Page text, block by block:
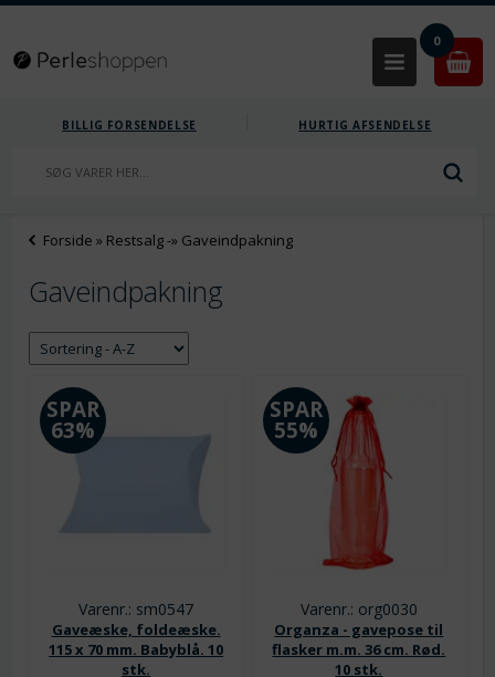
0
BILLIG FORSENDELSE HURTIG AFSENDELSE
Forside » Restsalg-» Gaveindpakning
Gaveindpakning
SPAR
63%
Varenr.: sm0547
Gaveæske, foldeæske.
115 x 70 mm. Babyblå. 10
stk.
SPAR
55%
Varenr.: org0030
Organza - gavepose til
flasker m.m. 36 cm. Rød.
10 stk.